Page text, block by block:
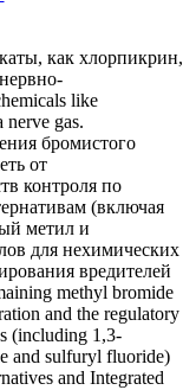
как хлорпикрин,
like
nerve gas.
бромистого
от
контроля по
(включая
метил и
для нехимических
вредителей
methyl bromide
and the regulatory
(including 1,3-
and sulfuryl fluoride)
and Integrated